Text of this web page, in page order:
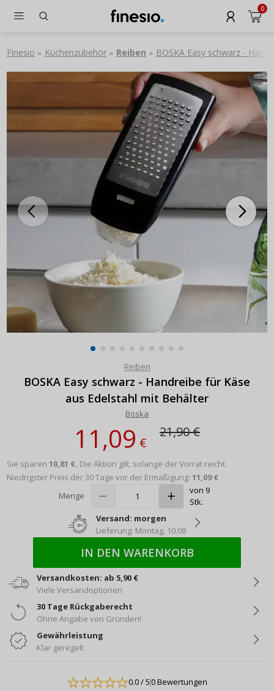
0
Finesio » Küchenzubehör » Reiben » BOSKA Easy schwarz -
Reiben
BOSKA Easy schwarz - Handreibe für Käse
aus Edelstahl mit Behälter
Boska
11,09€
21,90 €
Sie sparen 10,81 €. Die Aktion gilt, solange der Vorrat reicht.
Niedrigster Preis der 30 Tage vor der Ermäßigung: 11,09 €
Menge
von 9
Stk.
Versand: morgen
Lieferung: Montag, 10.08
IN DEN WARENKORB
Versandkosten: ab 5,90 €
Viele Versandoptionen
30 Tage Rückgaberecht
Ohne Angabe von Gründen!
Gewährleistung
Klar geregelt
0.0/ 50 Bewertungen